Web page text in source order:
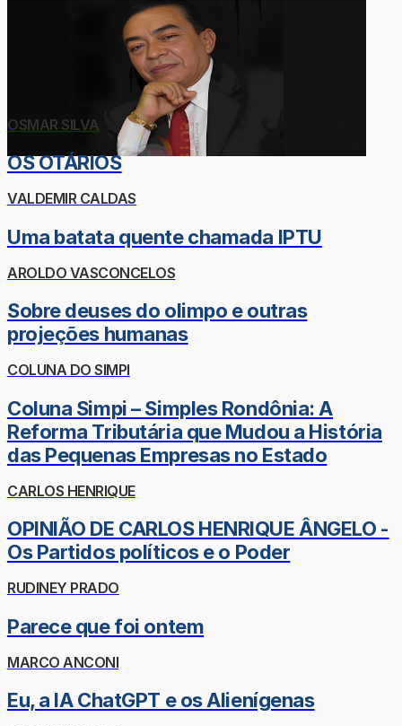
OSMAR SILVA
OS OTÁRIOS
VALDEMIR CALDAS
Uma batata quente chamada IPTU
AROLDO VASCONCELOS
Sobre deuses do olimpo e outras
projeções humanas
COLUNA DO SIMPI
Coluna Simpi – Simples Rondônia: A
Reforma Tributária que Mudou a História
das Pequenas Empresas no Estado
CARLOS HENRIQUE
OPINIÃO DE CARLOS HENRIQUE ÂNGELO -
Os Partidos políticos e o Poder
RUDINEY PRADO
Parece que foi ontem
MARCO ANCONI
Eu, a IA ChatGPT e os Alienígenas